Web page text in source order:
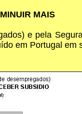
MAIS
e pela
em Portugal em